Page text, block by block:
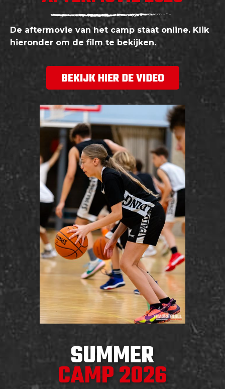
SUMMER
CAMP 2026
De aftermovie van het camp staat online. Klik
hieronder om de film te bekijken.
BEKIJK HIER DE VIDEO